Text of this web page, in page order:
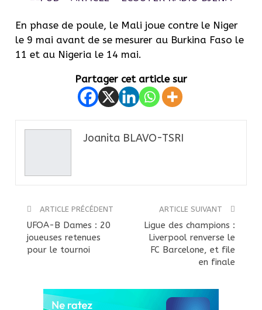
En phase de poule, le Mali joue contre le Niger
le 9 mai avant de se mesurer au Burkina Faso le
11 et au Nigeria le 14 mai.
Partager cet article sur
Joanita BLAVO-TSRI
ARTICLE PRÉCÉDENT
UFOA-B Dames : 20
joueuses retenues
pour le tournoi
ARTICLE SUIVANT
Ligue des champions :
Liverpool renverse le
FC Barcelone, et file
en finale